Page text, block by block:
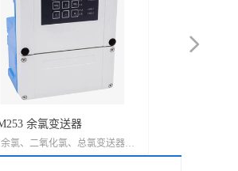
余氯变送器
氯、二氧化氯、总氯变送器，
号： CCM253-EK0005 接模拟
量
넲